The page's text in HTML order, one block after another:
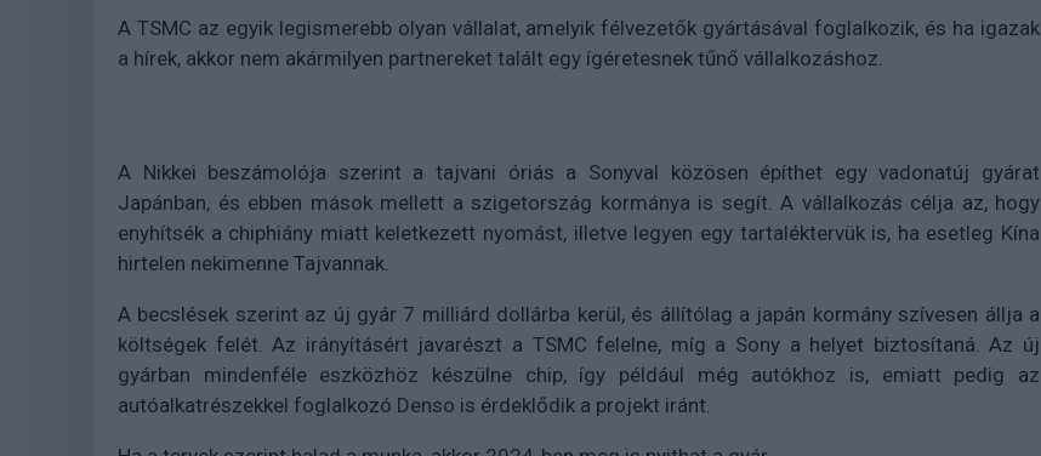
A TSMC az egyik legismerebb olyan vállalat, amelyik félvezetők gyártásával foglalkozik, és ha igazak
a hírek, akkor nem akármilyen partnereket talált egy ígéretesnek tűnő vállalkozáshoz.
A Nikkei beszámolója szerint a tajvani óriás a Sonyval közösen építhet egy vadonatúj gyárat
Japánban, és ebben mások mellett a szigetország kormánya is segít. A vállalkozás célja az, hogy
enyhítsék a chiphiány miatt keletkezett nyomást, illetve legyen egy tartaléktervük is, ha esetleg Kína
hirtelen nekimenne Tajvannak.
A becslések szerint az új gyár 7 milliárd dollárba kerül, és állítólag a japán kormány szívesen állja a
költségek felét. Az irányításért javarészt a TSMC felelne, míg a Sony a helyet biztosítaná. Az új
gyárban mindenféle eszközhöz készülne chip, így például még autókhoz is, emiatt pedig az
autóalkatrészekkel foglalkozó Denso is érdeklődik a projekt iránt.